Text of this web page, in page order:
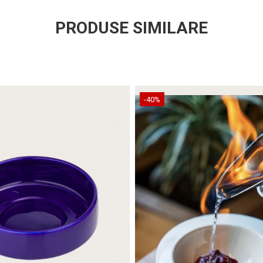
PRODUSE SIMILARE
-40%